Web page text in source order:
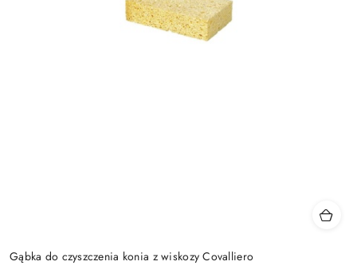
Gąbka do czyszczenia konia z wiskozy Covalliero